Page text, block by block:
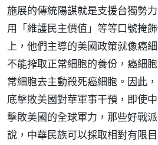
施展的傳統陽謀就是支援台獨勢
用「維護民主價值」等等口號掩
上，他們主導的美國政策就像癌
不能搾取正常細胞的養份，癌細
常細胞去主動殺死癌細胞。因此
底擊敗美國對華軍事干預，即使
擊敗美國的全球軍力，那些好戰
說，中華民族可以採取相對有限